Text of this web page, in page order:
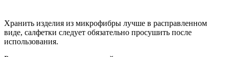
Хранить изделия из микрофибры лучше в расправленном
виде, салфетки следует обязательно просушить после
использования.